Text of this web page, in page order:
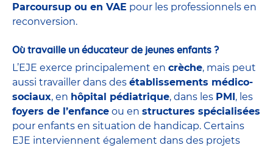
Parcoursup ou en VAE pour les professionnels en
reconversion.
Où travaille un éducateur de jeunes enfants ?
L’EJE exerce principalement en crèche, mais peut
aussi travailler dans des établissements médico-
sociaux, en hôpital pédiatrique, dans les PMI, les
foyers de l’enfance ou en structures spécialisées
pour enfants en situation de handicap. Certains
EJE interviennent également dans des projets